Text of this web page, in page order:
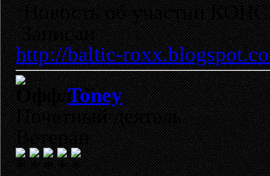
Новость об участии
Записан
http://baltic-
Toney
Почетный деятель
Ветеран